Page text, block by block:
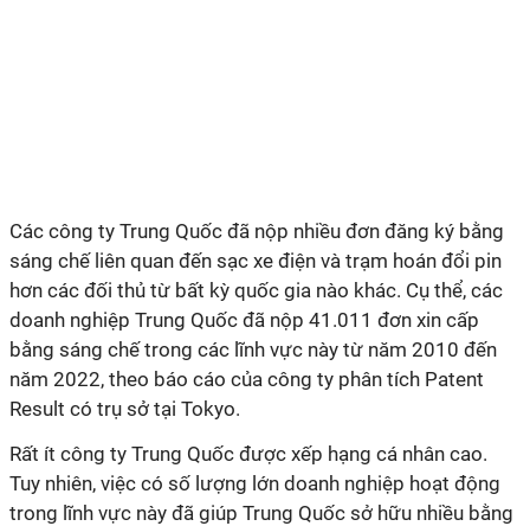
Các công ty Trung Quốc đã nộp nhiều đơn đăng ký bằng
sáng chế liên quan đến sạc xe điện và trạm hoán đổi pin
hơn các đối thủ từ bất kỳ quốc gia nào khác. Cụ thể, các
doanh nghiệp Trung Quốc đã nộp 41.011 đơn xin cấp
bằng sáng chế trong các lĩnh vực này từ năm 2010 đến
năm 2022, theo báo cáo của công ty phân tích Patent
Result có trụ sở tại Tokyo.
Rất ít công ty Trung Quốc được xếp hạng cá nhân cao.
Tuy nhiên, việc có số lượng lớn doanh nghiệp hoạt động
trong lĩnh vực này đã giúp Trung Quốc sở hữu nhiều bằng